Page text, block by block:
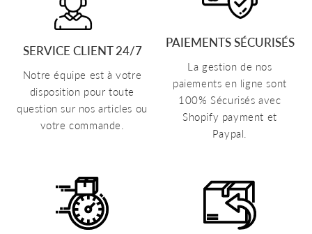
SERVICE CLIENT 24/7
Notre équipe est à votre
disposition pour toute
question sur nos articles ou
votre commande.
PAIEMENTS SÉCURISÉS
La gestion de nos
paiements en ligne sont
100% Sécurisés avec
Shopify payment et
Paypal.